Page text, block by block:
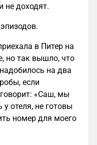
не доходят.
в Питер на
но так вышло, что
на два
если
«Саш, мы
отеля, не готовы
номер для моего